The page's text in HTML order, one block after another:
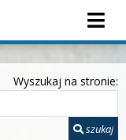
Wyszukaj na stronie:
szukaj